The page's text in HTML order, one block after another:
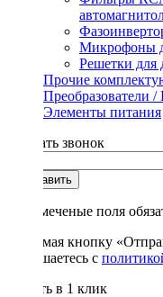
Микрофоны
Решетки для
Прочие
Преобразователи
Элементы питания
Заказать звонок
Отправить
* - отмеченые поля
Нажимая кнопку
соглашаетесь с
Купить в 1 клик